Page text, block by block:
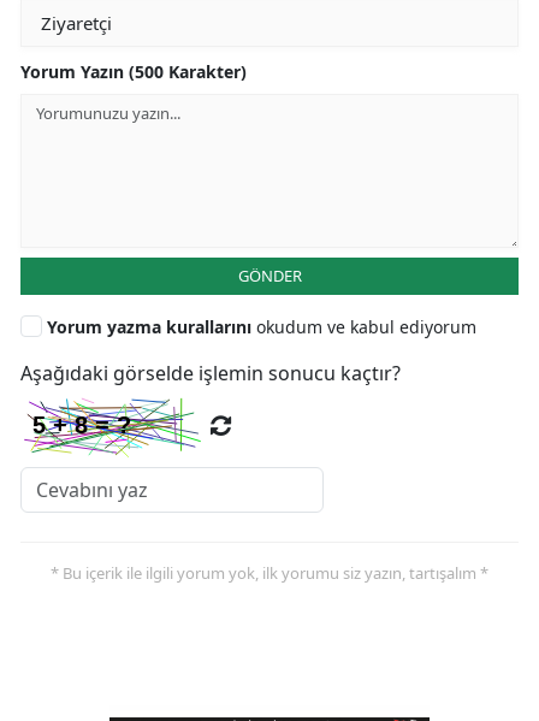
Yorum Yazın (500 Karakter)
GÖNDER
Yorum yazma kurallarını okudum ve kabul ediyorum
Aşağıdaki görselde işlemin sonucu kaçtır?
* Bu içerik ile ilgili yorum yok, ilk yorumu siz yazın, tartışalım *